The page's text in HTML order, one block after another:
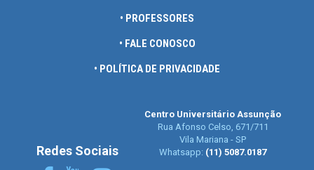
• PROFESSORES
• FALE CONOSCO
• POLÍTICA DE PRIVACIDADE
Redes Sociais
Centro Universitário Assunção
Rua Afonso Celso, 671/711
Vila Mariana - SP
Whatsapp: (11) 5087.0187